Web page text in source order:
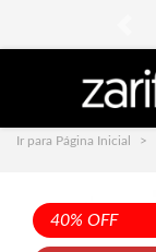
Ir para Página Inicial
40% OFF